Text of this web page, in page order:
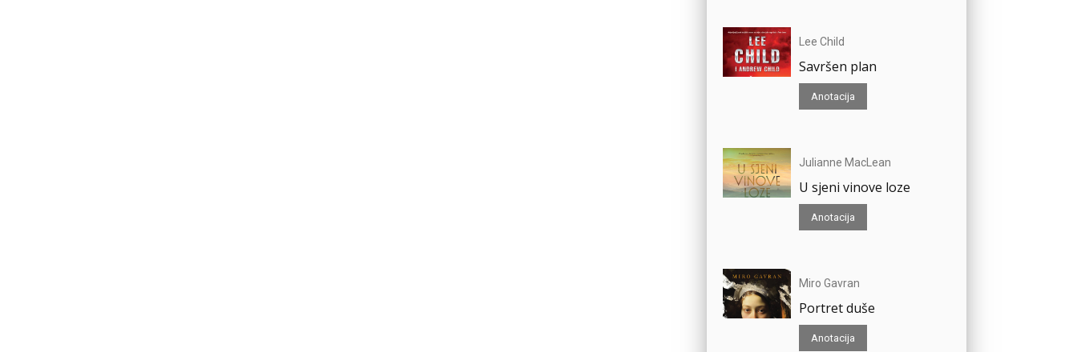
Lee Child
Savršen plan
Anotacija
Julianne MacLean
U sjeni vinove loze
Anotacija
Miro Gavran
Portret duše
Anotacija